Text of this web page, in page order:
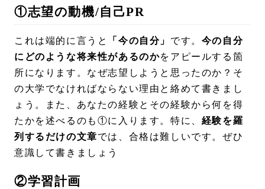
①志望の動機/自己PR
これは端的に言うと 「今の自分」 です。 今の自分
にどのような将来性があるのかをアピールする箇
所になります。なぜ志望しようと思ったのか？そ
の大学でなければならない理由と絡めて書きまし
ょう。また、あなたの経験とその経験から何を得
たかを述べるのも①に入ります。特に、 経験を羅
列するだけの文章では、合格は難しいです。ぜひ
意識して書きましょう
②学習計画